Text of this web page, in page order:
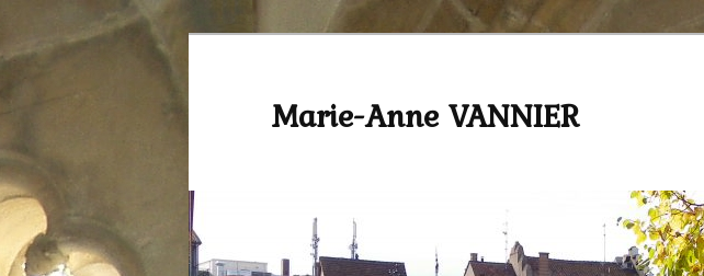
Marie-Anne VANNIER